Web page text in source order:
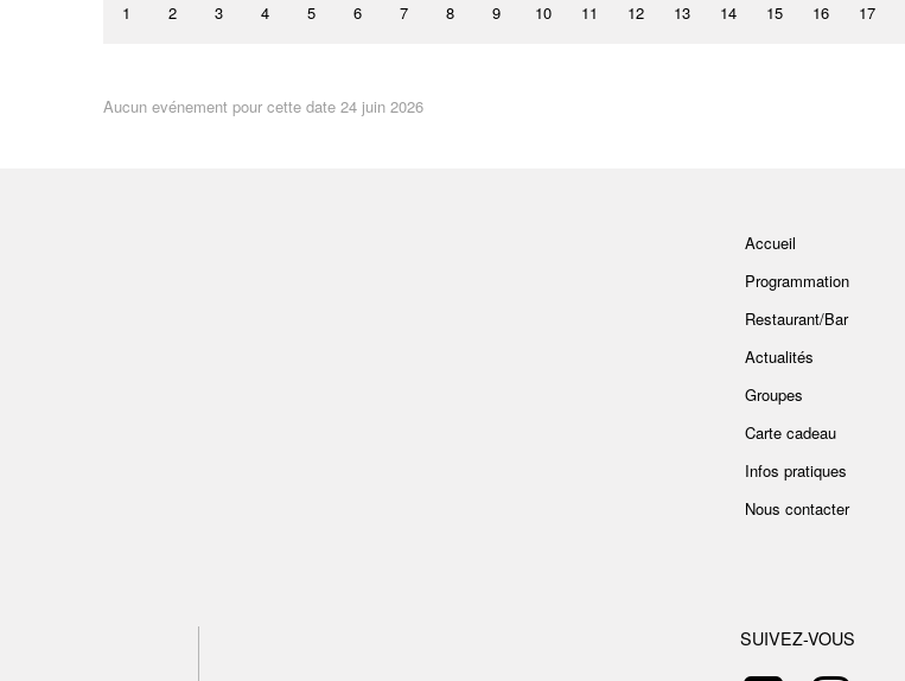
1 2 3 4 5 6 7 8 9 10 11 12 13 14 15 16 17
Aucun evénement pour cette date 24 juin 2026
Accueil
Programmation
Restaurant/Bar
Actualités
Groupes
Carte cadeau
Infos pratiques
Nous contacter
SUIVEZ-VOUS